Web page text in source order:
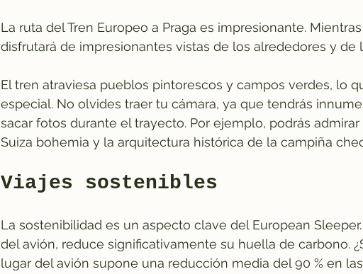
La ruta del Tren Europeo a Praga es impresionante.
disfrutará de impresionantes vistas de los alrededores y de
El tren atraviesa pueblos pintorescos y campos verdes, lo
especial. No olvides traer tu cámara, ya que tendrás
sacar fotos durante el trayecto. Por ejemplo, podrás
Suiza bohemia y la arquitectura histórica de la campiña
Viajes sostenibles
La sostenibilidad es un aspecto clave del European
del avión, reduce significativamente su huella de carbono.
lugar del avión supone una reducción media del 90 % en